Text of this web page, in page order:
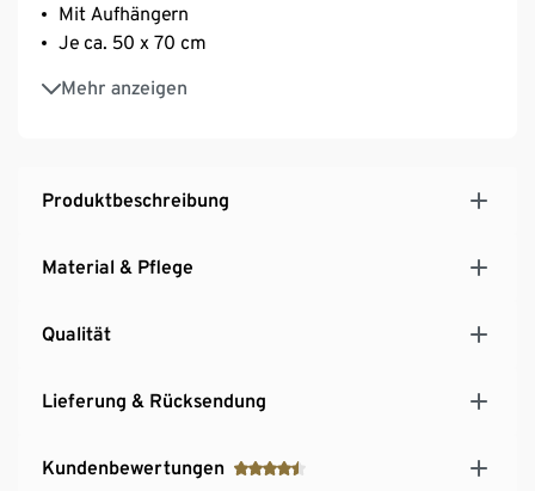
Mit Aufhängern
Je ca. 50 x 70 cm
Mehr anzeigen
Für winterlich-weihnachtliche Stimmung, selbst
beim Abtrocknen
Produktbeschreibung
Material & Pflege
Qualität
Lieferung & Rücksendung
Kundenbewertungen